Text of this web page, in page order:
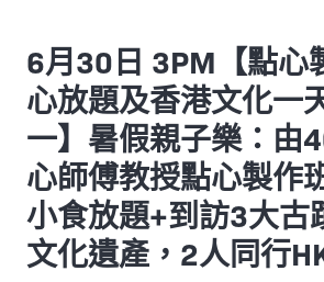
6月30日 3PM【點心
心放題及香港文化一
一】暑假親子樂：由
心師傅教授點心製作
小食放題+到訪3大古
文化遺產，2人同行